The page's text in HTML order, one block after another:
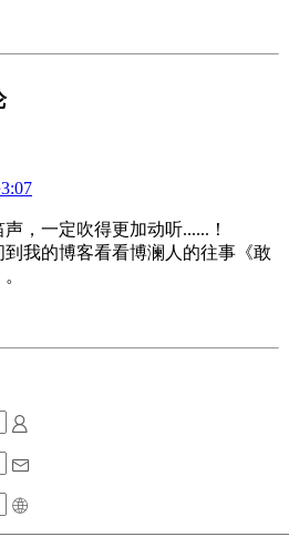
，一定吹得更加动听......！
我的博客看看博澜人的往事《敢